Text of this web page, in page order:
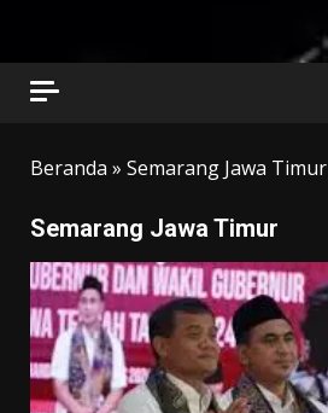
Beranda » Semarang Jawa Timur
Semarang Jawa Timur